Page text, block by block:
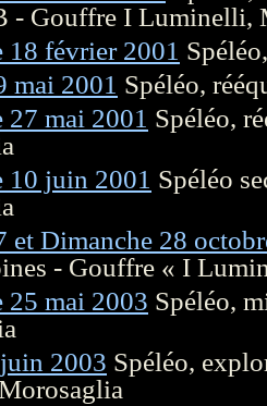
- Gouffre I Luminelli,
18 février 2001
mai 2001 Spéléo,
27 mai 2001 Spéléo,
10 juin 2001 Spéléo
et Dimanche 28
- Gouffre « I
25 mai 2003 Spéléo,
2003 Spéléo,